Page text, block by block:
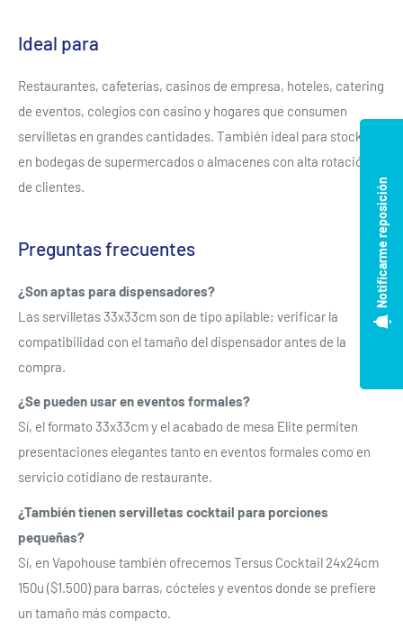
Ideal para
Restaurantes, cafeterías, casinos de empresa, hoteles, catering
de eventos, colegios con casino y hogares que consumen
servilletas en grandes cantidades. También ideal para stockear
en bodegas de supermercados o almacenes con alta rotación
de clientes.
Preguntas frecuentes
¿Son aptas para dispensadores?
Las servilletas 33x33cm son de tipo apilable; verificar la
compatibilidad con el tamaño del dispensador antes de la
compra.
¿Se pueden usar en eventos formales?
Sí, el formato 33x33cm y el acabado de mesa Elite permiten
presentaciones elegantes tanto en eventos formales como en
servicio cotidiano de restaurante.
¿También tienen servilletas cocktail para porciones
pequeñas?
Sí, en Vapohouse también ofrecemos Tersus Cocktail 24x24cm
150u ($1.500) para barras, cócteles y eventos donde se prefiere
un tamaño más compacto.
Notificarme reposición
Inicie sesión en su cuenta para agregar productos a su
lista de deseos y ver los artículos guardados
anteriormente.